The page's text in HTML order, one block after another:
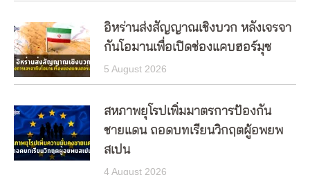
อิหร่านส่งสัญญาณเชิงบวก หลังเจรจา
กันโอมานเพื่อเปิดช่องแคบฮอร์มุซ
5 August 2026
สหภาพยุโรปเพิ่มมาตรการป้องกัน
ชายแดน ถอดบทเรียนวิกฤตผู้อพยพ
สเปน
4 August 2026